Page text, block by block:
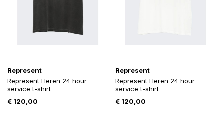
Represent
Represent Heren 24 hour
service t-shirt
€ 120,00
Represent
Represent Heren 24 hour
service t-shirt
€120,00